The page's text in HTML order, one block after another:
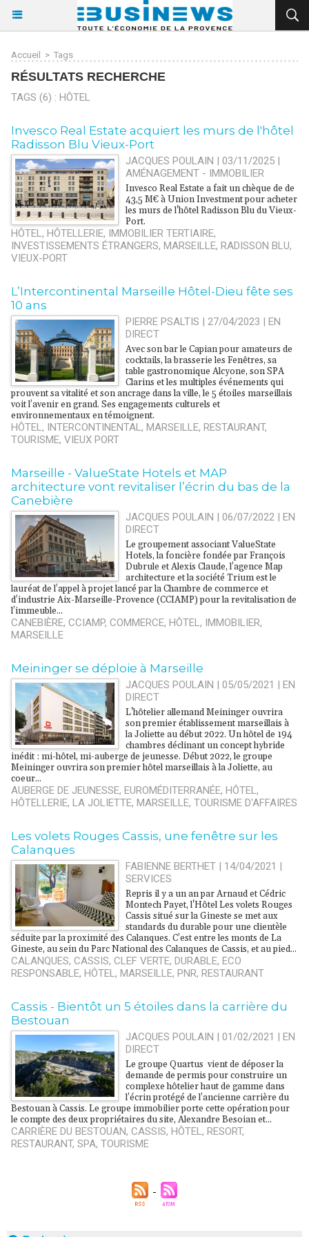
Accueil > Tags
RÉSULTATS RECHERCHE
TAGS (6) : HÔTEL
Invesco Real Estate acquiert les murs de l'hôtel
Radisson Blu Vieux-Port
JACQUES POULAIN | 03/11/2025 |
AMÉNAGEMENT - IMMOBILIER
Invesco Real Estate a fait un chèque de de
43,5 M€ à Union Investment pour acheter
les murs de l'hôtel Radisson Blu du Vieux-
Port.
HÔTEL, HÔTELLERIE, IMMOBILIER TERTIAIRE,
INVESTISSEMENTS ÉTRANGERS, MARSEILLE, RADISSON BLU,
VIEUX-PORT
L’Intercontinental Marseille Hôtel-Dieu fête ses
10 ans
PIERRE PSALTIS | 27/04/2023 |EN
DIRECT
Avec son bar le Capian pour amateurs de
cocktails, la brasserie les Fenêtres, sa
table gastronomique Alcyone, son SPA
Clarins et les multiples événements qui
prouvent sa vitalité et son ancrage dans la ville, le 5 étoiles marseillais
voit l’avenir en grand. Ses engagements culturels et
environnementaux en témoignent.
HÔTEL, INTERCONTINENTAL, MARSEILLE, RESTAURANT,
TOURISME, VIEUX PORT
Marseille - ValueState Hotels et MAP
architecture vont revitaliser l’écrin du bas de la
Canebière
JACQUES POULAIN | 06/07/2022 |EN
DIRECT
Le groupement associant ValueState
Hotels, la foncière fondée par François
Dubrule et Alexis Claude, l’agence Map
architecture et la société Trium est le
lauréat de l’appel à projet lancé par la Chambre de commerce et
d’industrie Aix-Marseille-Provence (CCIAMP) pour la revitalisation de
l’immeuble...
CANEBIÈRE, CCIAMP, COMMERCE, HÔTEL, IMMOBILIER,
MARSEILLE
Meininger se déploie à Marseille
JACQUES POULAIN | 05/05/2021 |EN
DIRECT
L'hôtelier allemand Meininger ouvrira
son premier établissement marseillais à
la Joliette au début 2022. Un hôtel de 194
chambres déclinant un concept hybride
inédit : mi-hôtel, mi-auberge de jeunesse. Début 2022, le groupe
Meininger ouvrira son premier hôtel marseillais à la Joliette, au
coeur...
AUBERGE DE JEUNESSE, EUROMÉDITERRANÉE, HÔTEL,
HÔTELLERIE, LA JOLIETTE, MARSEILLE, TOURISME D'AFFAIRES
Les volets Rouges Cassis, une fenêtre sur les
Calanques
FABIENNE BERTHET | 14/04/2021 |
SERVICES
Repris il y a un an par Arnaud et Cédric
Montech Payet, l'Hôtel Les volets Rouges
Cassis situé sur la Gineste se met aux
standards du durable pour une clientèle
séduite par la proximité des Calanques. C’est entre les monts de La
Gineste, au sein du Parc National des Calanques de Cassis, et au pied...
CALANQUES, CASSIS, CLEF VERTE, DURABLE, ECO
RESPONSABLE, HÔTEL, MARSEILLE, PNR, RESTAURANT
Cassis - Bientôt un 5 étoiles dans la carrière du
Bestouan
JACQUES POULAIN | 01/02/2021 |EN
DIRECT
Le groupe Quartus vient de déposer la
demande de permis pour construire un
complexe hôtelier haut de gamme dans
l’écrin protégé de l’ancienne carrière du
Bestouan à Cassis. Le groupe immobilier porte cette opération pour
le compte des deux propriétaires du site, Alexandre Besoian et...
CARRIÈRE DU BESTOUAN, CASSIS, HÔTEL, RESORT,
RESTAURANT, SPA, TOURISME